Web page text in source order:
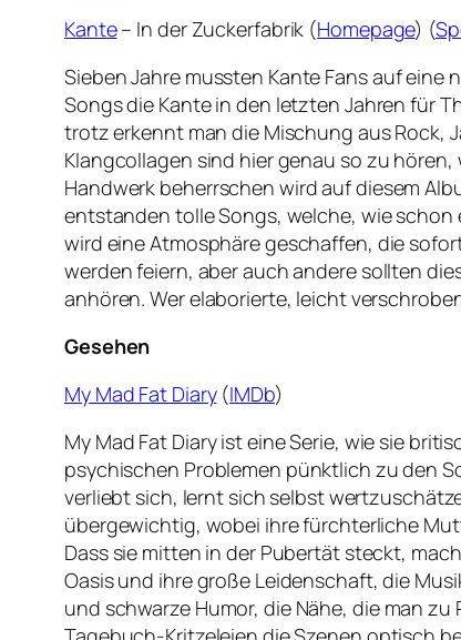
Kante– In der Zuckerfabrik (Homepage) (
Sieben Jahre mussten Kante Fans auf
Songs die Kante in den letzten Jahren für
trotz erkennt man die Mischung aus Rock,
Klangcollagen sind hier genau so zu
Handwerk beherrschen wird auf diesem
entstanden tolle Songs, welche, wie
wird eine Atmosphäre geschaffen, die
werden feiern, aber auch andere sollten
anhören. Wer elaborierte, leicht
Gesehen
My Mad Fat Diary(IMDb)
My Mad Fat Diary ist eine Serie, wie sie
psychischen Problemen pünktlich zu den
verliebt sich, lernt sich selbst
übergewichtig, wobei ihre fürchterliche
Dass sie mitten in der Pubertät steckt,
Oasis und ihre große Leidenschaft, die
und schwarze Humor, die Nähe, die man